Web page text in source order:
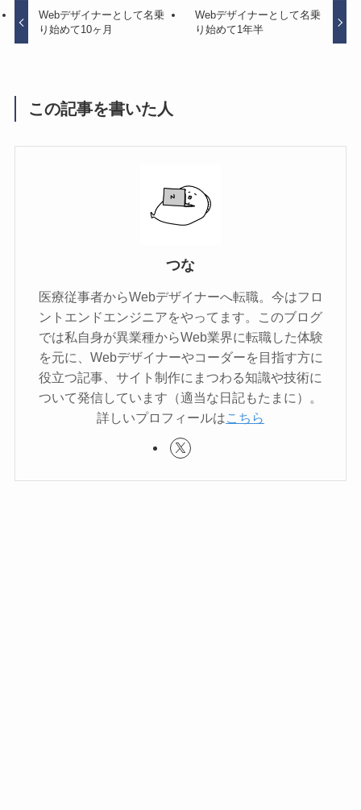
Webデザイナーとして名乗
り始めて10ヶ月
Webデザイナーとして名乗
り始めて1年半
この記事を書いた人
つな
医療従事者からWebデザイナーへ転職。今はフロ
ントエンドエンジニアをやってます。このブログ
では私自身が異業種からWeb業界に転職した体験
を元に、Webデザイナーやコーダーを目指す方に
役立つ記事、サイト制作にまつわる知識や技術に
ついて発信しています（適当な日記もたまに）。
詳しいプロフィールはこちら